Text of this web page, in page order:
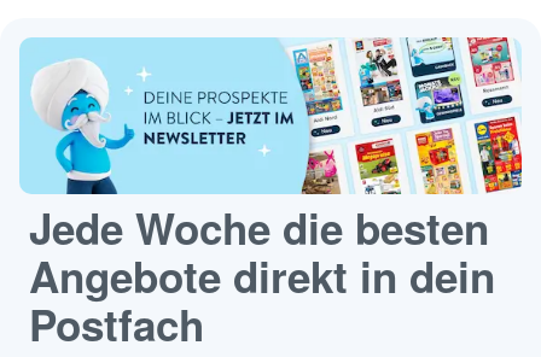
Jede Woche die besten
Angebote direkt in dein
Postfach